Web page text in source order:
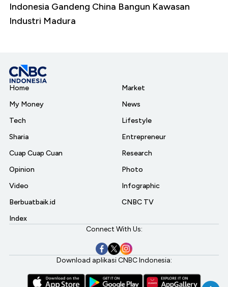
Indonesia Gandeng China Bangun Kawasan
Industri Madura
Home
My Money
Tech
Sharia
Cuap Cuap Cuan
Opinion
Video
Berbuatbaik.id
Index
Market
News
Lifestyle
Entrepreneur
Research
Photo
Infographic
CNBC TV
Connect With Us:
Download aplikasi CNBC Indonesia: